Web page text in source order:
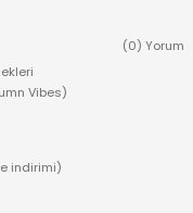
(0) Yorum
Vibes)
indirimi)